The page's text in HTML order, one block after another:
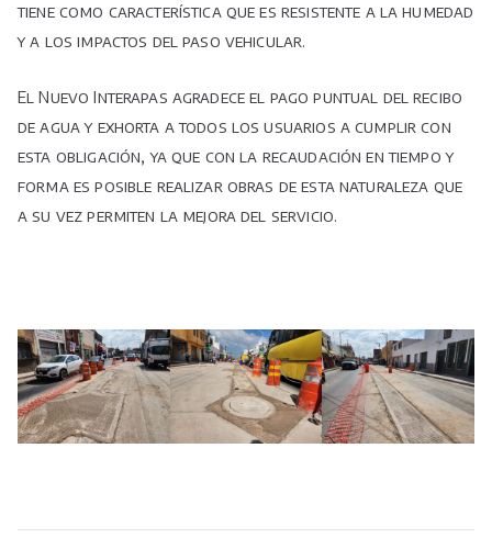
tiene como característica que es resistente a la humedad
y a los impactos del paso vehicular.
El Nuevo Interapas agradece el pago puntual del recibo
de agua y exhorta a todos los usuarios a cumplir con
esta obligación, ya que con la recaudación en tiempo y
forma es posible realizar obras de esta naturaleza que
a su vez permiten la mejora del servicio.